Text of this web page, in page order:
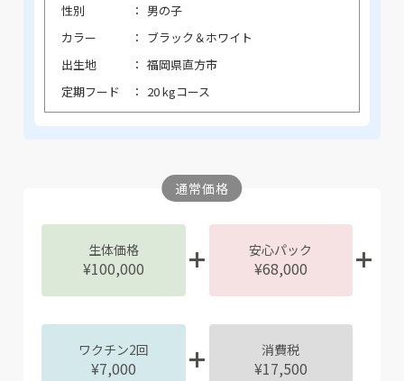
性別
男の子
カラー
ブラック＆ホワイト
出生地
福岡県直方市
定期フード
20 kgコース
通常価格
生体価格
¥100,000
安心パック
¥68,000
ワクチン2回
¥7,000
消費税
¥17,500